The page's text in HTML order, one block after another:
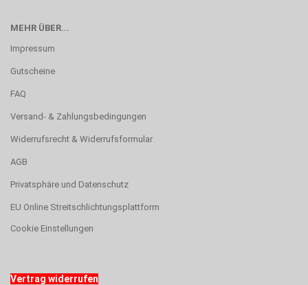
MEHR ÜBER...
Impressum
Gutscheine
FAQ
Versand- & Zahlungsbedingungen
Widerrufsrecht & Widerrufsformular
AGB
Privatsphäre und Datenschutz
EU Online Streitschlichtungsplattform
Cookie Einstellungen
Vertrag widerrufen